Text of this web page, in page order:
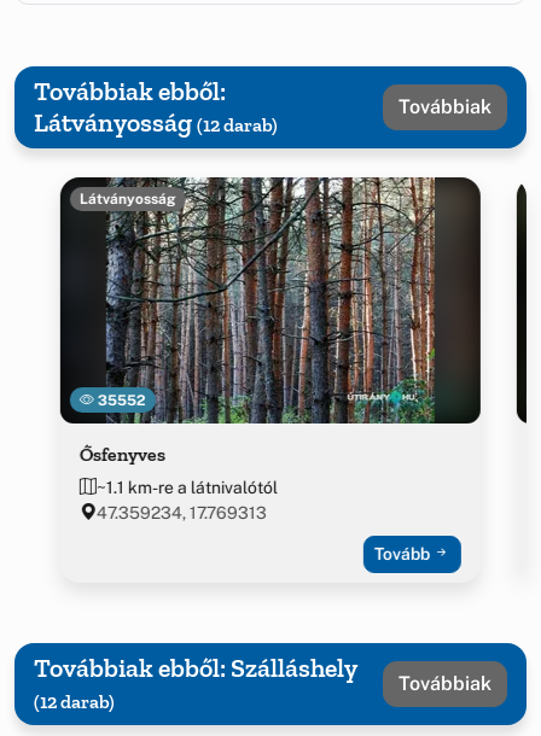
Továbbiak ebből:
Látványosság (12 darab)
Továbbiak
35552
Látványosság
Ősfenyves
~1.1 km-re a látnivalótól
47.359234, 17.769313
Tovább
Továbbiak ebből: Szálláshely
(12 darab)
Továbbiak